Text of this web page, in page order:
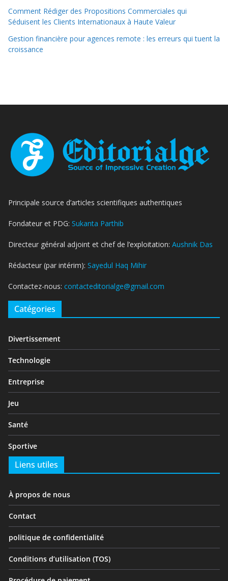
Comment Rédiger des Propositions Commerciales qui
Séduisent les Clients Internationaux à Haute Valeur
Gestion financière pour agences remote : les erreurs qui tuent la
croissance
Principale source d’articles scientifiques authentiques
Fondateur et PDG: Sukanta Parthib
Directeur général adjoint et chef de l’exploitation: Aushnik Das
Rédacteur (par intérim): Sayedul Haq Mihir
Contactez-nous: contacteditorialge@gmail.com
Catégories
Divertissement
Technologie
Entreprise
Jeu
Santé
Sportive
Liens utiles
À propos de nous
Contact
politique de confidentialité
Conditions d’utilisation (TOS)